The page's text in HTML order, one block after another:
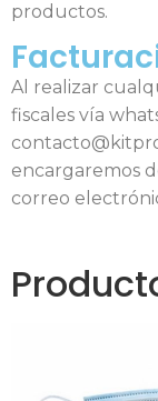
productos.
Al realizar
fiscales vía
encargaremos
correo